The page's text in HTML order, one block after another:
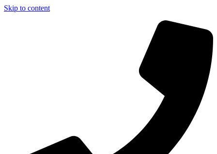
Skip to content